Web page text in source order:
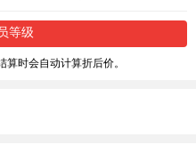
等级
时会自动计算折后价。